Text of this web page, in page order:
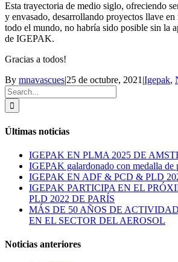
Esta trayectoria de medio siglo, ofreciendo
y envasado, desarrollando proyectos llave en
todo el mundo, no habría sido posible sin la
de IGEPAK.
Gracias a todos!
By mnavascues|25 de octubre, 2021|Igepak,
Search
for:
Últimas noticias
IGEPAK EN PLMA 2025 DE
IGEPAK galardonado con medalla de
IGEPAK EN ADF & PCD & PLD
IGEPAK PARTICIPA EN EL
PLD 2022 DE PARÍS
MÁS DE 50 AÑOS DE
EN EL SECTOR DEL AEROSOL
Noticias anteriores